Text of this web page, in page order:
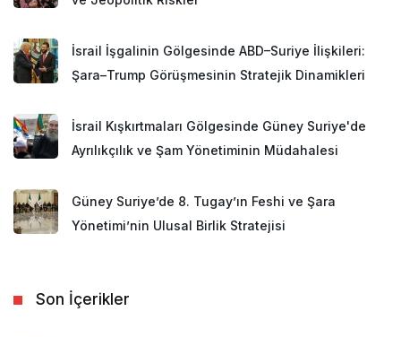
İsrail İşgalinin Gölgesinde ABD–Suriye İlişkileri:
Şara–Trump Görüşmesinin Stratejik Dinamikleri
İsrail Kışkırtmaları Gölgesinde Güney Suriye'de
Ayrılıkçılık ve Şam Yönetiminin Müdahalesi
Güney Suriye’de 8. Tugay’ın Feshi ve Şara
Yönetimi’nin Ulusal Birlik Stratejisi
Son İçerikler